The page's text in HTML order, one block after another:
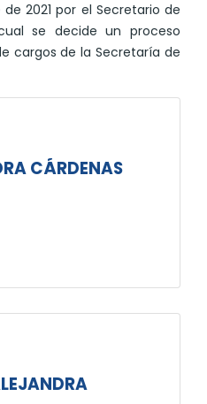
2021 por el Secretario de
se decide un proceso
cargos de la Secretaría de
CÁRDENAS